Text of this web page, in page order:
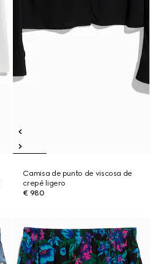
Camisa de punto de viscosa de
crepé ligero
€ 980
Novedad